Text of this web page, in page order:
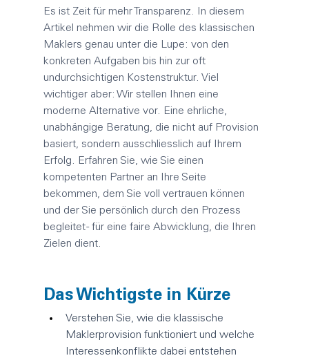
Es ist Zeit für mehr Transparenz. In diesem
Artikel nehmen wir die Rolle des klassischen
Maklers genau unter die Lupe: von den
konkreten Aufgaben bis hin zur oft
undurchsichtigen Kostenstruktur. Viel
wichtiger aber: Wir stellen Ihnen eine
moderne Alternative vor. Eine ehrliche,
unabhängige Beratung, die nicht auf Provision
basiert, sondern ausschliesslich auf Ihrem
Erfolg. Erfahren Sie, wie Sie einen
kompetenten Partner an Ihre Seite
bekommen, dem Sie voll vertrauen können
und der Sie persönlich durch den Prozess
begleitet - für eine faire Abwicklung, die Ihren
Zielen dient.
Das Wichtigste in Kürze
Verstehen Sie, wie die klassische
Maklerprovision funktioniert und welche
Interessenkonflikte dabei entstehen